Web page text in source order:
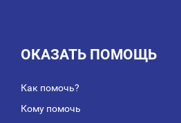
ОКАЗАТЬ ПОМОЩЬ
Как помочь?
Кому помочь